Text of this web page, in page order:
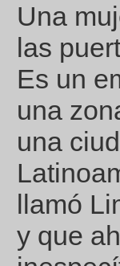
Una
las
Es un
una
una
llamó
y que